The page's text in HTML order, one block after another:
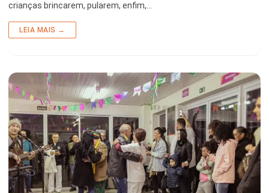
crianças brincarem, pularem, enfim,…
LEIA MAIS →